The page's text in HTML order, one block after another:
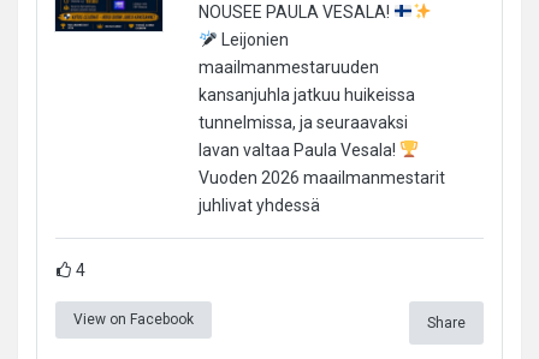
NOUSEE PAULA VESALA!
Leijonien
maailmanmestaruuden
kansanjuhla jatkuu huikeissa
tunnelmissa, ja seuraavaksi
lavan valtaa Paula Vesala!
Vuoden 2026 maailmanmestarit
juhlivat yhdessä
4
View on Facebook Share